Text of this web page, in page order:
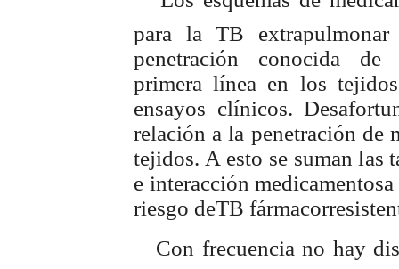
para la TB extrapulmonar
penetración conocida de
primera línea en los
ensayos clínicos.
relación a la penetración de
tejidos. A esto se suman las
e interacción
riesgo deTB
 Con frecuencia no hay